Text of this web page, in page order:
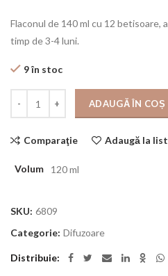
Flaconul de 140 ml cu 12 betisoare,
timp de 3-4 luni.
9 în stoc
ADAUGĂ ÎN COȘ
Comparaţie Adaugă la
Volum 120 ml
SKU: 6809
Categorie: Difuzoare
Distribuie